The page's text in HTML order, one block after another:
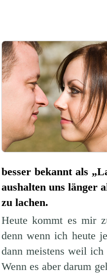
besser bekannt als
aushalten uns länger
zu lachen.
Heute kommt es mir
denn wenn ich heute
dann meistens weil
Wenn es aber darum